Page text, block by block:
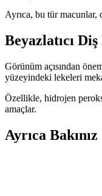
Ayrıca, bu tür macunlar,
Beyazlatıcı
Görünüm açısından
yüzeyindeki lekeleri
Özellikle, hidrojen
amaçlar.
Ayrıca Bakınız